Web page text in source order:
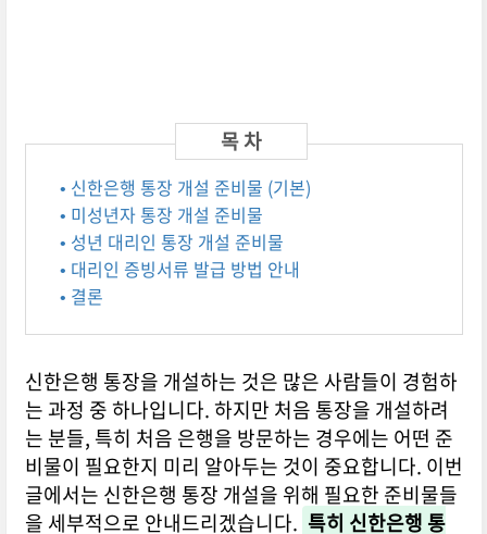
• 신한은행 통장 개설 준비물 (기본)
• 미성년자 통장 개설 준비물
• 성년 대리인 통장 개설 준비물
• 대리인 증빙서류 발급 방법 안내
• 결론
신한은행 통장을 개설하는 것은 많은 사람들이 경험하
는 과정 중 하나입니다. 하지만 처음 통장을 개설하려
는 분들, 특히 처음 은행을 방문하는 경우에는 어떤 준
비물이 필요한지 미리 알아두는 것이 중요합니다. 이번
글에서는 신한은행 통장 개설을 위해 필요한 준비물들
을 세부적으로 안내드리겠습니다. 특히 신한은행 통